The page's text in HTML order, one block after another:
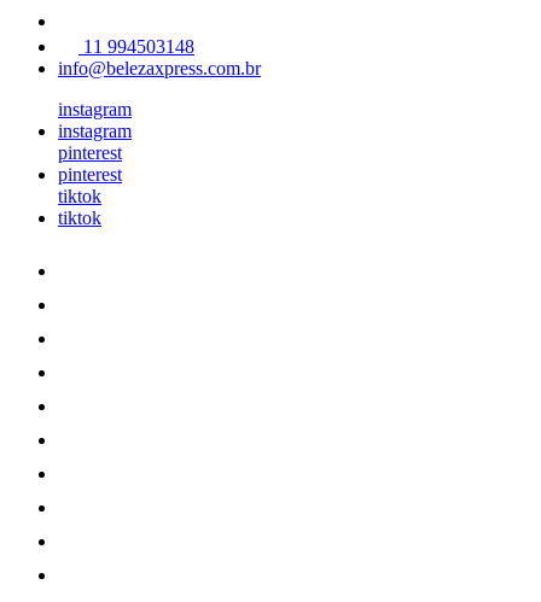
11 994503148
info@belezaxpress.com.br
instagram
instagram
pinterest
pinterest
tiktok
tiktok